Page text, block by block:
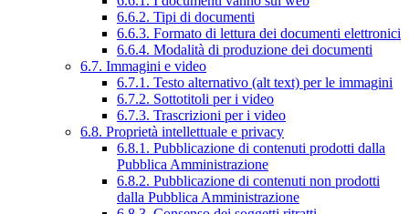
6.6.2. Tipi di documenti
6.6.3. Formato di lettura dei documenti elettronici
6.6.4. Modalità di produzione dei documenti
6.7. Immagini e video
6.7.1. Testo alternativo (alt text) per le immagini
6.7.2. Sottotitoli per i video
6.7.3. Trascrizioni per i video
6.8. Proprietà intellettuale e privacy
6.8.1. Pubblicazione di contenuti prodotti dalla
Pubblica Amministrazione
6.8.2. Pubblicazione di contenuti non prodotti
dalla Pubblica Amministrazione